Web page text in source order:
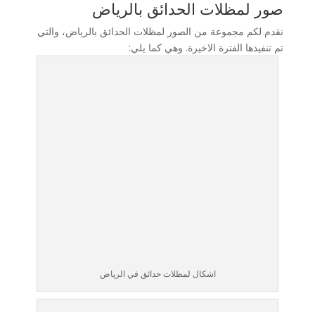
صور لمظلات الحدائق بالرياض
نقدم لكم مجموعة من الصور لمظلات الحدائق بالرياض، والتي
تم تنفيذها الفترة الاخيرة. وهي كما يلي:
اشكال لمظلات حدائق في الرياض